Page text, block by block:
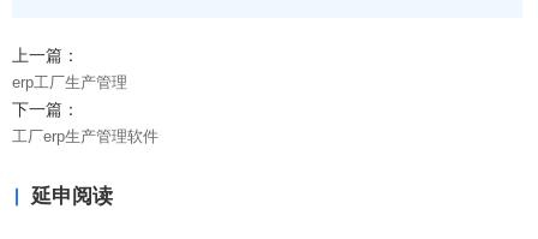
上一篇：
erp工厂生产管理
下一篇：
工厂erp生产管理软件
延申阅读